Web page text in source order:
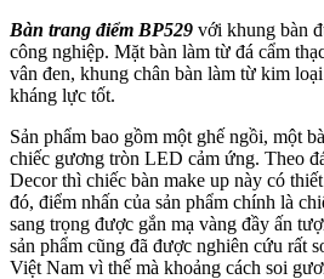
Bàn trang điểm BP529 với khung bàn
công nghiệp. Mặt bàn làm từ đá cẩm
vân đen, khung chân bàn làm từ kim
kháng lực tốt.
Sản phẩm bao gồm một ghế ngồi, một
chiếc gương tròn LED cảm ứng. Theo
Decor thì chiếc bàn make up này có
đó, điểm nhấn của sản phẩm chính là
sang trọng được gắn mạ vàng đầy ấn
sản phẩm cũng đã được nghiên cứu rất
Việt Nam vì thế mà khoảng cách soi